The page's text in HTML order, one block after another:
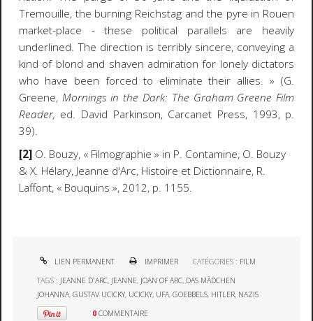
Tremouille, the burning Reichstag and the pyre in Rouen
market-place - these political parallels are heavily
underlined. The direction is terribly sincere, conveying a
kind of blond and shaven admiration for lonely dictators
who have been forced to eliminate their allies. » (G.
Greene, Mornings in the Dark: The Graham Greene Film
Reader, ed. David Parkinson, Carcanet Press, 1993, p.
39).
[2] O. Bouzy, « Filmographie » in P. Contamine, O. Bouzy
& X. Hélary, Jeanne d'Arc, Histoire et Dictionnaire, R.
Laffont, «Bouquins », 2012, p. 1155.
LIEN PERMANENT IMPRIMER CATÉGORIES : FILM
TAGS : JEANNE D'ARC, JEANNE, JOAN OF ARC, DAS MÄDCHEN
JOHANNA,GUSTAV UCICKY, UCICKY, UFA,GOEBBELS, HITLER, NAZIS
0 COMMENTAIRE